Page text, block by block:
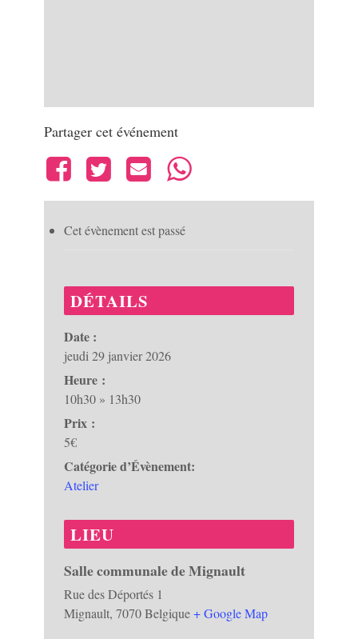
Partager cet événement
Cet évènement est passé
DÉTAILS
Date :
jeudi 29 janvier 2026
Heure :
10h30 » 13h30
Prix :
5€
Catégorie d’Évènement:
Atelier
LIEU
Salle communale de Mignault
Rue des Déportés 1
Mignault, 7070Belgique+ Google Map